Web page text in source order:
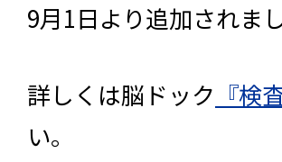
9月1日より追加されまし
詳しくは脳ドック 『検
い。